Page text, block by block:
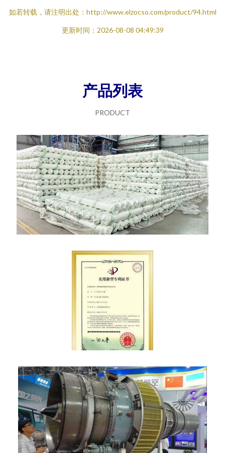
如若转载，请注明出处：http://www.elzocso.com/product/94.html
更新时间：2026-08-08 04:49:39
产品列表
PRODUCT